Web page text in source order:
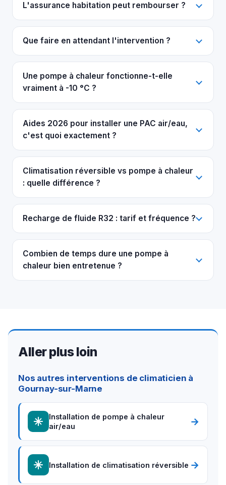
L'assurance habitation peut rembourser ?
Que faire en attendant l'intervention ?
Une pompe à chaleur fonctionne-t-elle
vraiment à -10 °C ?
Aides 2026 pour installer une PAC air/eau,
c'est quoi exactement ?
Climatisation réversible vs pompe à chaleur
: quelle différence ?
Recharge de fluide R32 : tarif et fréquence ?
Combien de temps dure une pompe à
chaleur bien entretenue ?
Aller plus loin
Nos autres interventions de climaticien à
Gournay-sur-Marne
Installation de pompe à chaleur
air/eau
→
Installation de climatisation réversible →